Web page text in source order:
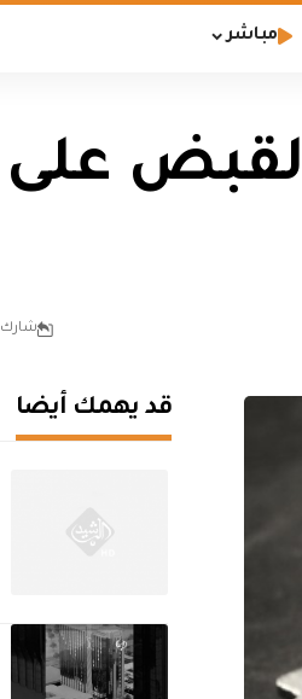
مباشر
شارك
قد يهمك أيضا